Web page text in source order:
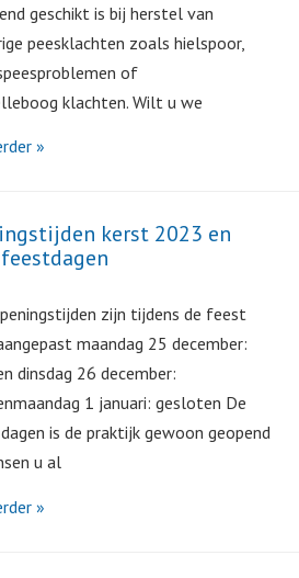
geschikt is bij herstel van
peesklachten zoals hielspoor,
of
klachten. Wilt u we
»
kerst 2023 en
zijn tijdens de feest
maandag 25 december:
dinsdag 26 december:
1 januari: gesloten De
is de praktijk gewoon geopend
u al
»